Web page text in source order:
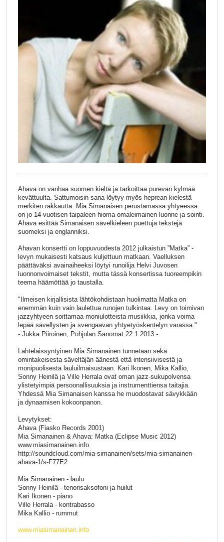
Ahava on vanhaa suomen kieltä ja tarkoittaa purevan kylmää
kevättuulta. Sattumoisin sana löytyy myös heprean kielestä
merkiten rakkautta. Mia Simanaisen perustamassa yhtyeessä
on jo 14-vuotisen taipaleen hioma omaleimainen luonne ja sointi.
Ahava esittää Simanaisen sävelkieleen puettuja tekstejä
suomeksi ja englanniksi.
Ahavan konsertti on loppuvuodesta 2012 julkaistun ”Matka” -
levyn mukaisesti katsaus kuljettuun matkaan. Vaelluksen
päättäväksi avainaiheeksi löytyi runoilija Helvi Juvosen
luonnonvoimaiset tekstit, mutta tässä konsertissa tuoreempikin
teema häämöttää jo taustalla.
"Ilmeisen kirjallisista lähtökohdistaan huolimatta Matka on
enemmän kuin vain laulettua runojen tulkintaa. Levy on toimivan
jazzyhtyeen soittamaa moniulotteista musiikkia, jonka voima
lepää sävellysten ja svengaavan yhtyetyöskentelyn varassa."
- Jukka Piiroinen, Pohjolan Sanomat 22.1.2013 -
Lahtelaissyntyinen Mia Simanainen tunnetaan sekä
omintakeisesta säveltäjän äänestä että intensiivisestä ja
monipuolisesta lauluilmaisustaan. Kari Ikonen, Mika Kallio,
Sonny Heinilä ja Ville Herrala ovat oman jazz-sukupolvensa
ylistetyimpiä persoonallisuuksia ja instrumenttiensa taitajia.
Yhdessä Mia Simanaisen kanssa he muodostavat sävykkään
ja dynaamisen kokoonpanon.
Levytykset:
Ahava (Fiasko Records 2001)
Mia Simanainen & Ahava: Matka (Eclipse Music 2012)
www.miasimanainen.info
http://soundcloud.com/mia-simanainen/sets/mia-simanainen-
ahava-1/s-F77E2
Mia Simanainen - laulu
Sonny Heinilä - tenorisaksofoni ja huilut
Kari Ikonen - piano
Ville Herrala - kontrabasso
Mika Kallio - rummut
www.miasimanainen.info